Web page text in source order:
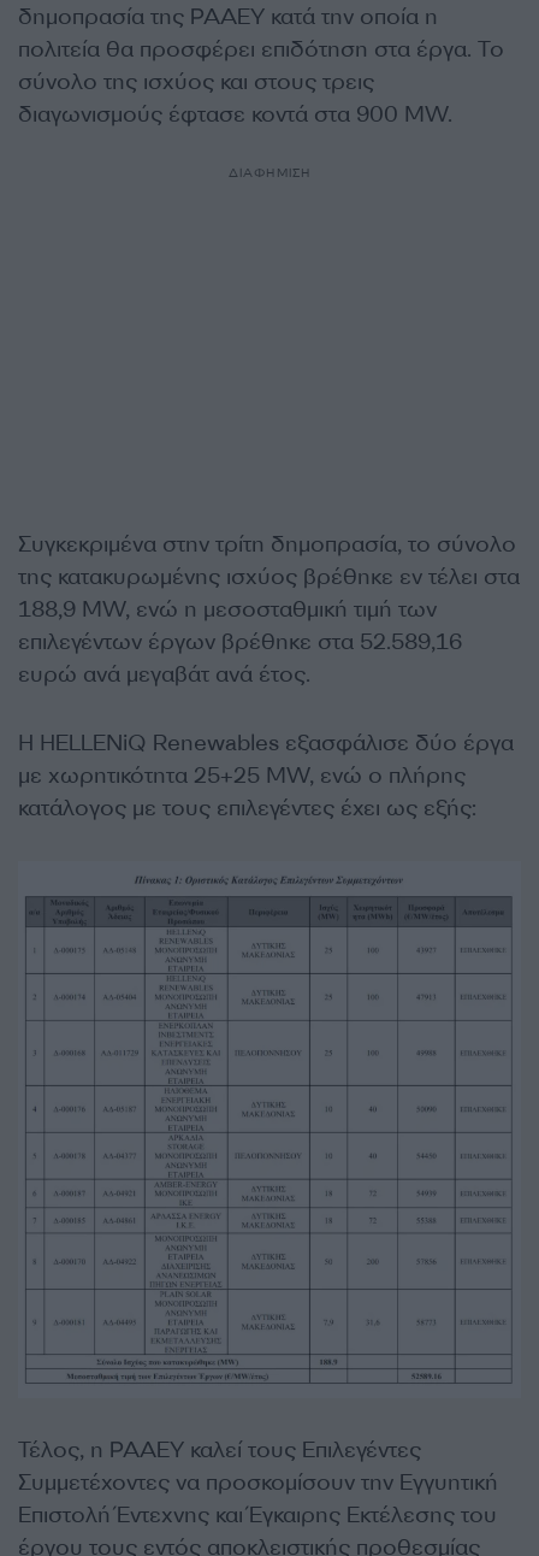
δημοπρασία της ΡΑΑΕΥ κατά την οποία η
πολιτεία θα προσφέρει επιδότηση στα έργα. Το
σύνολο της ισχύος και στους τρεις
διαγωνισμούς έφτασε κοντά στα 900 MW.
ΔΙΑΦΗΜΙΣΗ
Συγκεκριμένα στην τρίτη δημοπρασία, το σύνολο
της κατακυρωμένης ισχύος βρέθηκε εν τέλει στα
188,9 MW, ενώ η μεσοσταθμική τιμή των
επιλεγέντων έργων βρέθηκε στα 52.589,16
ευρώ ανά μεγαβάτ ανά έτος.
Η HELLENiQ Renewables εξασφάλισε δύο έργα
με χωρητικότητα 25+25 MW, ενώ ο πλήρης
κατάλογος με τους επιλεγέντες έχει ως εξής:
Τέλος, η ΡΑΑΕΥ καλεί τους Επιλεγέντες
Συμμετέχοντες να προσκομίσουν την Εγγυητική
Επιστολή Έντεχνης και Έγκαιρης Εκτέλεσης του
έργου τους εντός αποκλειστικής προθεσμίας